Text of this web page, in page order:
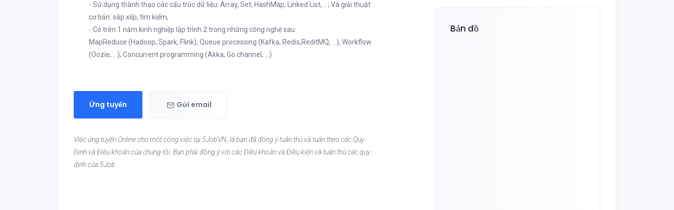
- Sử dụng thành thạo các cấu trúc dữ liệu: Array, Set, HashMap, Linked List,... ; Và giải thuật
cơ bản: sắp xếp, tìm kiếm,
- Có trên 1 năm kinh nghiệp lập trình 2 trong những công nghệ sau:
MapReduce (Hadoop, Spark, Flink), Queue processing (Kafka, Redis,ReditMQ, ...), Workflow
(Oozie, ...), Concurrent programming (Akka, Go channel, ...)
Ứng tuyển Gửi email
Việc ứng tuyển Online cho một công việc tại 5JobVN, là bạn đã đồng ý tuân thủ và tuân theo các Quy
Định và Điều khoản của chúng tôi. Bạn phải đồng ý với các Điều khoản và Điều kiện và tuân thủ các quy
định của 5Job.
Bản đồ